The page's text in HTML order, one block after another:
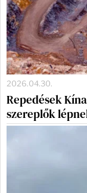
2026.04.30.
Repedések
szereplők